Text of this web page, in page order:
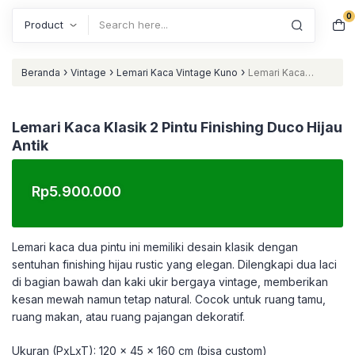
0
Beranda › Vintage › Lemari Kaca Vintage Kuno › Lemari Kaca
Lemari Kaca Klasik 2 Pintu Finishing Duco Hijau
Antik
Rp5.900.000
Lemari kaca dua pintu ini memiliki desain klasik dengan
sentuhan finishing hijau rustic yang elegan. Dilengkapi dua laci
di bagian bawah dan kaki ukir bergaya vintage, memberikan
kesan mewah namun tetap natural. Cocok untuk ruang tamu,
ruang makan, atau ruang pajangan dekoratif.
Ukuran (PxLxT): 120 x 45 x 160 cm (bisa custom)